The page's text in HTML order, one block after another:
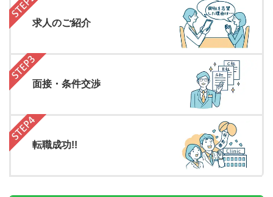
求人のご紹介
面接・条件交渉
転職成功!!